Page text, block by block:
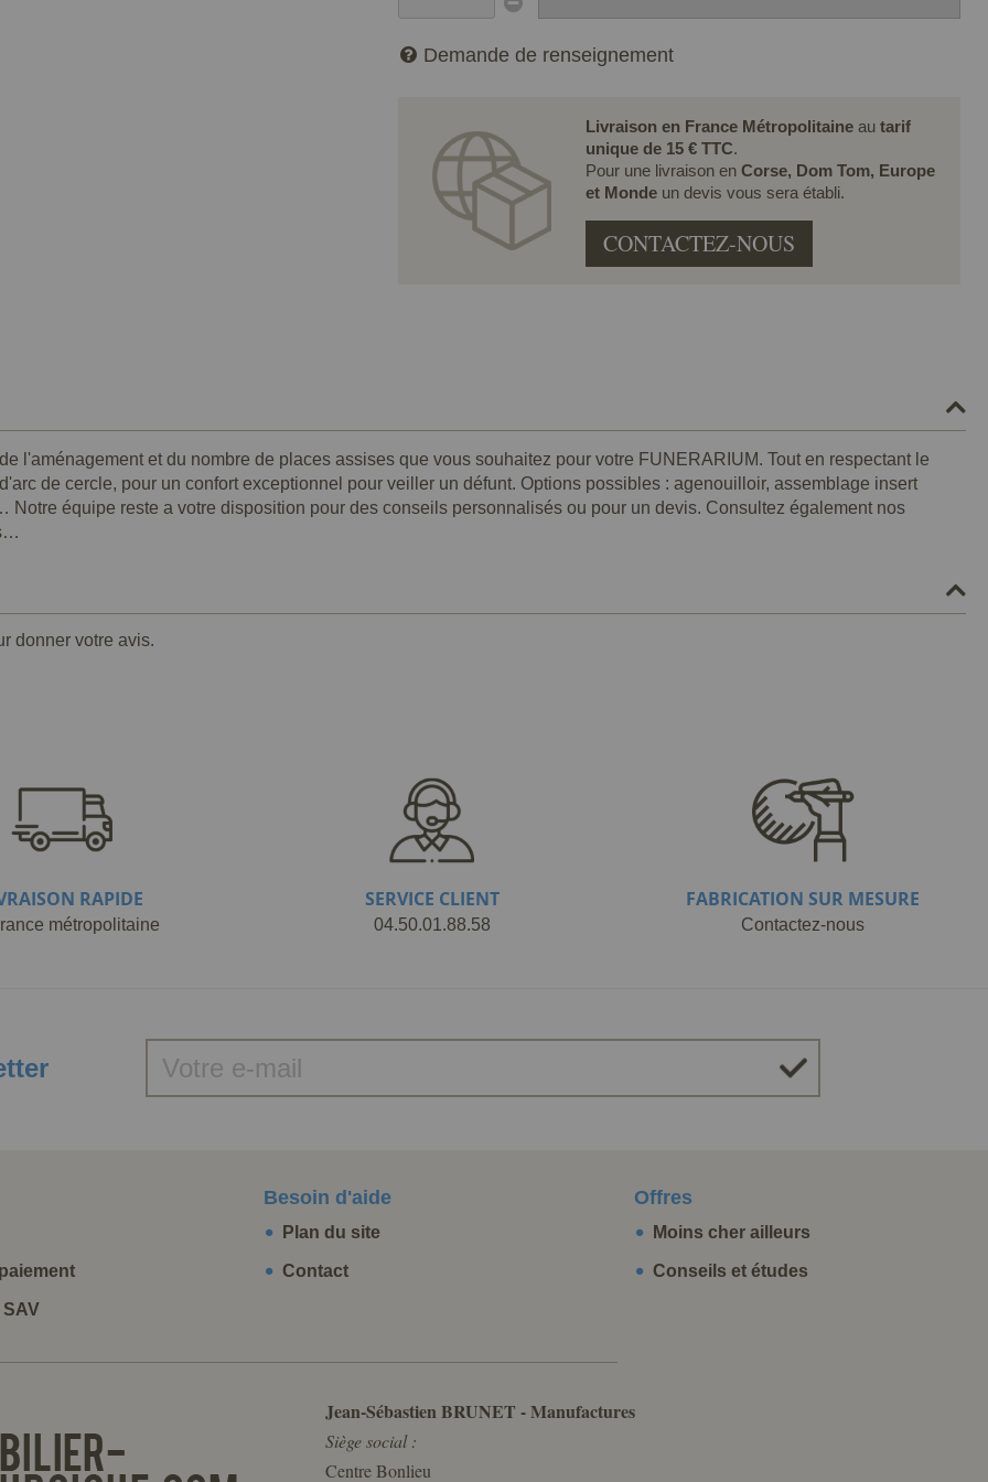
Demande de renseignement
Livraison en France Métropolitaineau tarif
unique de 15 € TTC.
Pour une livraison en Corse, Dom Tom, Europe
et Monde un devis vous sera établi.
CONTACTEZ-NOUS
l'aménagement et du nombre de places assises que vous souhaitez pour votre FUNERARIUM. Tout en respectant le
de cercle, pour un confort exceptionnel pour veiller un défunt. Options possibles : agenouilloir, assemblage insert
équipe reste a votre disposition pour des conseils personnalisés ou pour un devis. Consultez également nos
donner votre avis.
RAPIDE
métropolitaine
SERVICE CLIENT
04.50.01.88.58
FABRICATION SUR MESURE
Contactez-nous
Besoin d'aide
Plan du site
Contact
Offres
Moins cher ailleurs
Conseils et études
Jean-Sébastien BRUNET - Manufactures
Siège social :
Centre Bonlieu